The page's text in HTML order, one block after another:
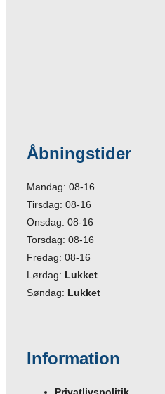
Åbningstider
Mandag: 08-16
Tirsdag: 08-16
Onsdag: 08-16
Torsdag: 08-16
Fredag: 08-16
Lørdag: Lukket
Søndag: Lukket
Information
Privatlivspolitik